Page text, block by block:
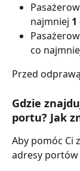
najmniej
co
Przed
Gdzie
portu? Jak
Aby pomóc Ci
adresy portów